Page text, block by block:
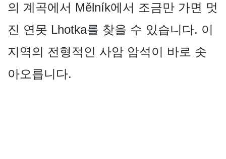
의 계곡에서 Mělník에서 조금만 가면 멋
진 연못 Lhotka를 찾을 수 있습니다. 이
지역의 전형적인 사암 암석이 바로 솟
아오릅니다.